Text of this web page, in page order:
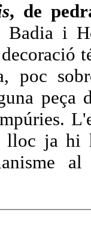
, de
Badia i
poc
peça
lloc ja hi